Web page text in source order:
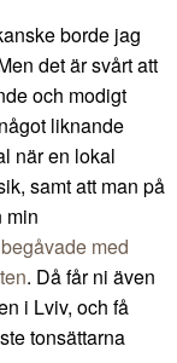
borde jag
det är svårt att
och modigt
liknande
när en lokal
samt att man på
min
med
. Då får ni även
i Lviv, och få
tonsättarna